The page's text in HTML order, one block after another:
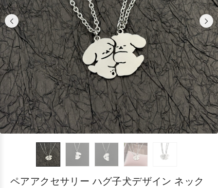
ペアアクセサリー ハグ子犬デザイン ネック